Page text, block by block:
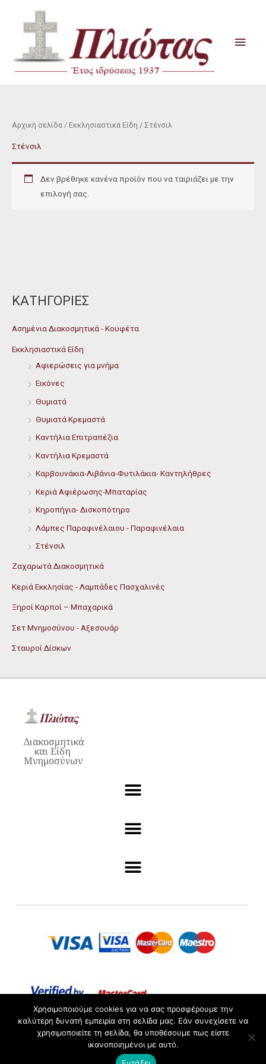
περιεχόμενο
ΚΑΤΗΓΟΡΙΕΣ
Ασημένια Διακοσμητικά - Κουφέτα
Εκκλησιαστικά Είδη
Αφιερώσεις για μνήμα
Εικόνες
Θυμιατά
Θυμιατά Κρεμαστά
Καντήλια Επιτραπέζια
Καντήλια Κρεμαστά
Καρβουνάκια-Λιβάνια-Φυτιλάκια- Καντηλήθρες
Κεριά Αφιέρωσης-Μπαταρίας
Κηροπήγια- Δισκοπότηρο
Λάμπες Παραφινέλαιου - Παραφινέλαια
Στένσιλ
Ζαχαρωτά Διακοσμητικά
Κεριά Εκκλησίας - Λαμπάδες Πασχαλινές
Ξηροί Καρποί – Μπαχαρικά
Σετ Μνημοσύνου - Αξεσουάρ
Σταυροί Δίσκων
Αρχική σελίδα / Εκκλησιαστικά Είδη / Στένσιλ
Στένσιλ
Δεν βρέθηκε κανένα προϊόν που να ταιριάζει με την
επιλογή σας.
Διακοσμητικά
και Είδη
Μνημοσύνων
ΑΡ. ΓΕΜΗ :098361503000 //© 2022 Pliotas // All rights
Reserved.
Χρησιμοποιούμε cookies για να σας προσφέρουμε την
καλύτερη δυνατή εμπειρία στη σελίδα μας. Εάν συνεχίσετε να
χρησιμοποιείτε τη σελίδα, θα υποθέσουμε πως είστε
ικανοποιημένοι με αυτό.